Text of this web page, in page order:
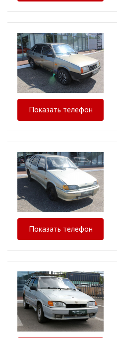
Показать телефон
Показать телефон